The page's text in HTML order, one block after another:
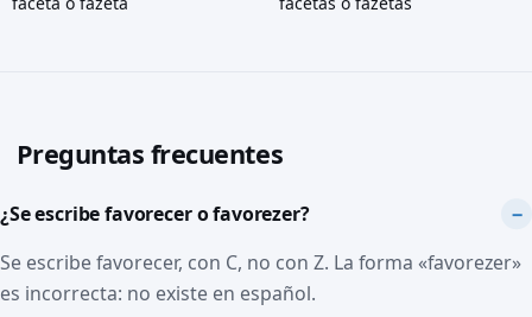
Preguntas frecuentes
¿Se escribe favorecer o favorezer?
Se escribe favorecer, con C, no con Z. La forma «favorezer»
es incorrecta: no existe en español.